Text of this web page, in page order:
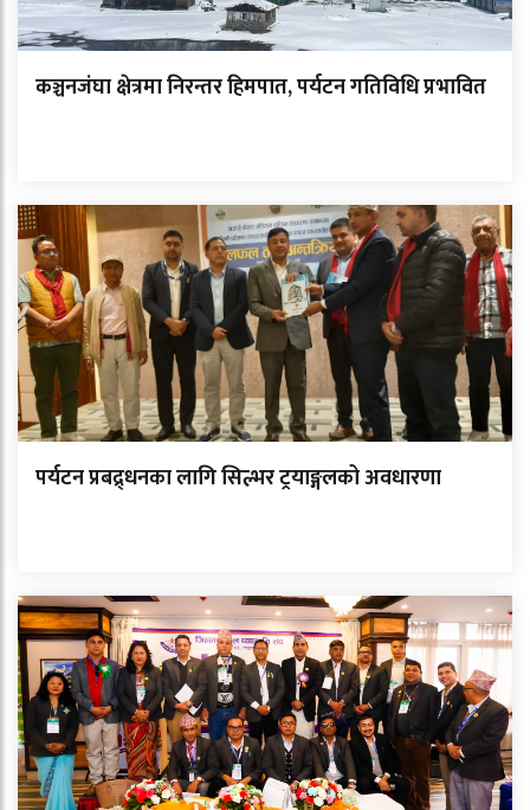
कञ्चनजंघा क्षेत्रमा निरन्तर हिमपात, पर्यटन गतिविधि प्रभावित
पर्यटन प्रबद्र्धनका लागि सिल्भर ट्रयाङ्गलको अवधारणा